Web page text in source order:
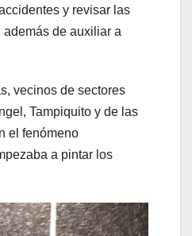
y revisar las
de auxiliar a
vecinos de sectores
Tampiquito y de las
el fenómeno
a pintar los